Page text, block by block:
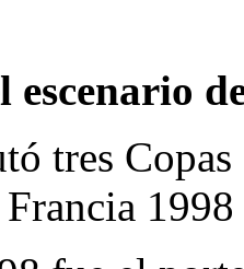
escenario
tres
1998